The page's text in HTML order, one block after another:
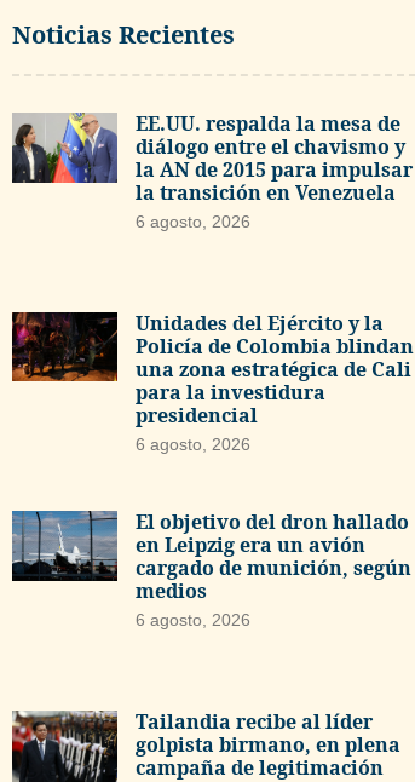
Noticias Recientes
EE.UU. respalda la mesa de
diálogo entre el chavismo y
la AN de 2015 para impulsar
la transición en Venezuela
6 agosto, 2026
Unidades del Ejército y la
Policía de Colombia blindan
una zona estratégica de Cali
para la investidura
presidencial
6 agosto, 2026
El objetivo del dron hallado
en Leipzig era un avión
cargado de munición, según
medios
6 agosto, 2026
Tailandia recibe al líder
golpista birmano, en plena
campaña de legitimación